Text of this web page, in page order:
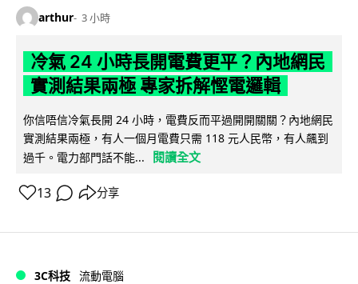
arthur 3 小時
冷氣 24 小時長開電費更平？內地網民
實測結果兩極 專家拆解慳電邏輯
你信唔信冷氣長開 24 小時，電費反而平過開開關關？內地網民
實測結果兩極，有人一個月電費只需 118 元人民幣，有人飆到
過千。電力部門話不能...
閱讀全文
13 分享
3C科技 流動電腦